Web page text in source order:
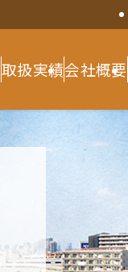
取扱実績会社概要